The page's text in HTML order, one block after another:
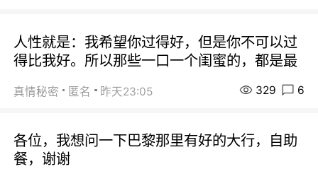
人性就是：我希望你过得好，但是你不可以过
得比我好。所以那些一口一个闺蜜的，都是最
真情秘密 匿名 昨天23:05 329 6
各位，我想问一下巴黎那里有好的大行，自助
餐，谢谢